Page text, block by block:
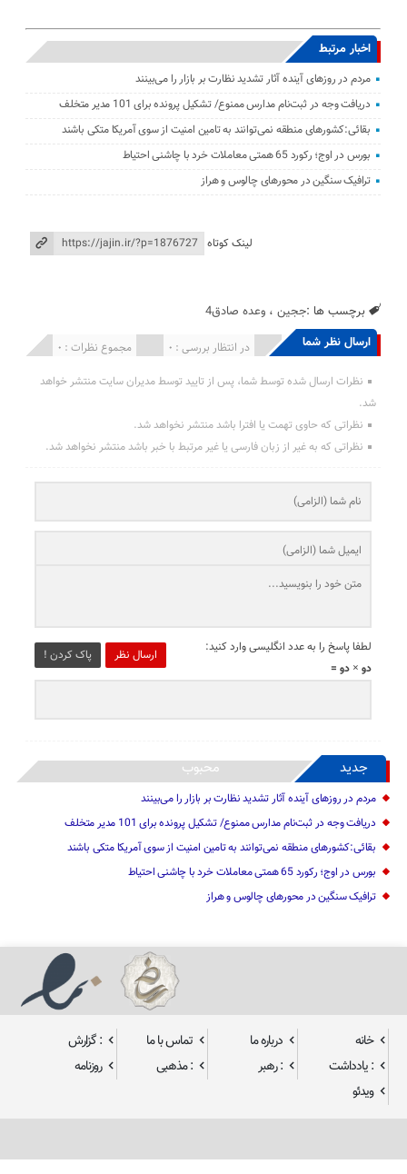
اخبار مرتبط
مردم در روزهای آینده آثار تشدید نظارت بر بازار را می‌بینند
دریافت وجه در ثبت‌نام مدارس ممنوع/ تشکیل پرونده برای 101 مدیر متخلف
بقائی:کشورهای منطقه نمی‌توانند به تامین امنیت از سوی آمریکا متکی باشند
بورس در اوج؛ رکورد 65 همتی معاملات خرد با چاشنی احتیاط
ترافیک سنگین در محورهای چالوس و هراز
لینک کوتاه
برچسب ها :ججین ،وعده صادق4
ارسال نظر شما مجموع نظرات : 0 در انتظار بررسی : 0 انتشار یافته : 0
نظرات ارسال شده توسط شما، پس از تایید توسط مدیران سایت منتشر خواهد
شد.
نظراتی که حاوی تهمت یا افترا باشد منتشر نخواهد شد.
نظراتی که به غیر از زبان فارسی یا غیر مرتبط با خبر باشد منتشر نخواهد شد.
ارسال نظر پاک کردن !
لطفا پاسخ را به عدد انگلیسی وارد کنید:
دو × دو =
جدید محبوب
مردم در روزهای آینده آثار تشدید نظارت بر بازار را می‌بینند
دریافت وجه در ثبت‌نام مدارس ممنوع/ تشکیل پرونده برای 101 مدیر متخلف
بقائی:کشورهای منطقه نمی‌توانند به تامین امنیت از سوی آمریکا متکی باشند
بورس در اوج؛ رکورد 65 همتی معاملات خرد با چاشنی احتیاط
ترافیک سنگین در محورهای چالوس و هراز
خانه درباره ما تماس با ما
: گزارش
: یادداشت
: رهبر : مذهبی
روزنامه
ویدئو